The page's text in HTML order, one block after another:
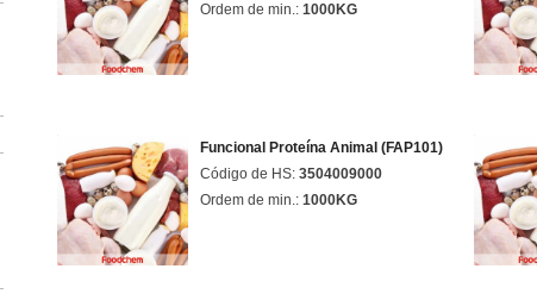
Ordem de min.: 1000KG
Funcional Proteína Animal (FAP101)
Código de HS: 3504009000
Ordem de min.: 1000KG